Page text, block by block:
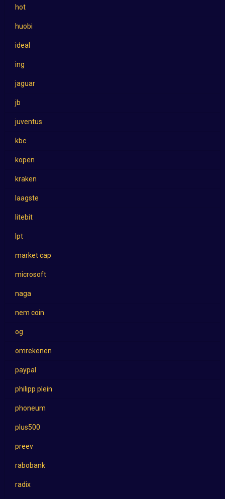
hot
huobi
ideal
ing
jaguar
jb
juventus
kbc
kopen
kraken
laagste
litebit
lpt
market cap
microsoft
naga
nem coin
og
omrekenen
paypal
philipp plein
phoneum
plus500
preev
rabobank
radix